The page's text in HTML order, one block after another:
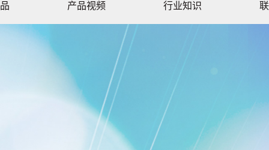
产品视频 行业知识